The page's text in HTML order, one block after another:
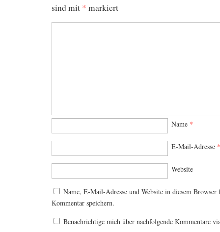
sind mit * markiert
Name *
E-Mail-Adresse *
Website
Name, E-Mail-Adresse und Website in diesem Browser
Kommentar speichern.
Benachrichtige mich über nachfolgende Kommentare